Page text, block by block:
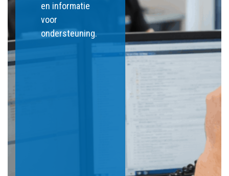
en informatie
voor
ondersteuning.